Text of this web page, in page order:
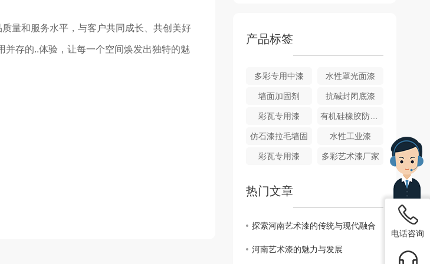
量和服务水平，与客户共同成长、共创美好
存的..体验，让每一个空间焕发出独特的魅
产品标签
多彩专用中漆 水性罩光面漆
墙面加固剂 抗碱封闭底漆
彩瓦专用漆 有机硅橡胶防水涂料
仿石漆拉毛墙固 水性工业漆
彩瓦专用漆 多彩艺术漆厂家
热门文章
探索河南艺术漆的传统与现代融合
河南艺术漆的魅力与发展
电话咨询